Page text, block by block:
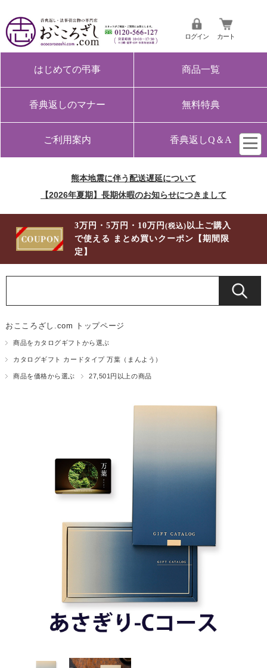
ログイン カート
はじめての弔事 商品一覧
香典返しのマナー 無料特典
ご利用案内 香典返しQ＆A
熊本地震に伴う配送遅延について
【2026年夏期】長期休暇のお知らせにつきまして
3万円・5万円・10万円(税込) 以上ご購入
で使える まとめ買いクーポン【期間限
定】
おこころざし.com トップページ
商品をカタログギフトから選ぶ
カタログギフト カードタイプ 万葉（まんよう）
商品を価格から選ぶ 27,501円以上の商品